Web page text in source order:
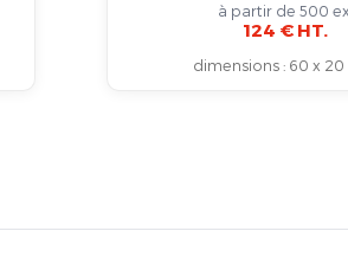
à partir de 500 ex.
124 € HT.
dimensions: 60 x